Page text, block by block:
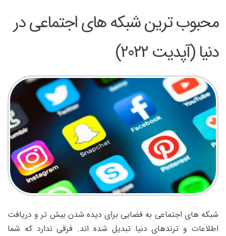
محبوب ترین شبکه های اجتماعی در
دنیا (آپدیت 2022)
شبکه های اجتماعی به فضایی برای دیده شدن بیش تر و دریافت
اطلاعات و ترندهای دنیا تبدیل شده اند. فرقی ندارد که شما